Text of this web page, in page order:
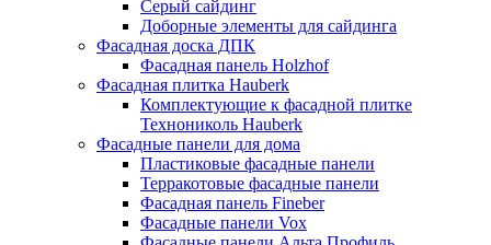
Серый сайдинг
Доборные элементы для сайдинга
Фасадная доска ДПК
Фасадная панель Holzhof
Фасадная плитка Hauberk
Комплектующие к фасадной плитке
Технониколь Hauberk
Фасадные панели для дома
Пластиковые фасадные панели
Терракотовые фасадные панели
Фасадная панель Fineber
Фасадные панели Vox